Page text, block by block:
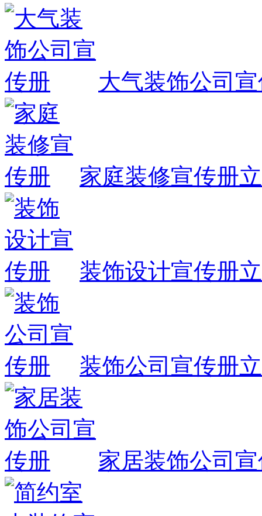
大气装饰公司
家庭装修宣传册
装饰设计宣传册
装饰公司宣传册
家居装饰公司